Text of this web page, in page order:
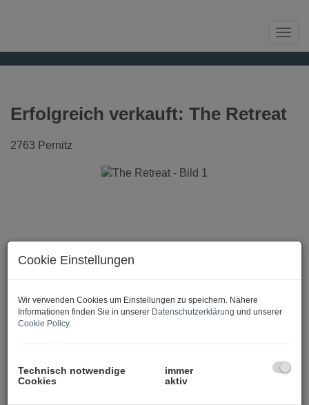
Erfolgreich verkauft: The Retreat
2763 Pernitz
Cookie Einstellungen
Wir verwenden Cookies um Einstellungen zu speichern. Nähere
Informationen finden Sie in unserer Datenschutzerklärung und unserer
Cookie Policy.
Technisch notwendige
Cookies
immer
aktiv